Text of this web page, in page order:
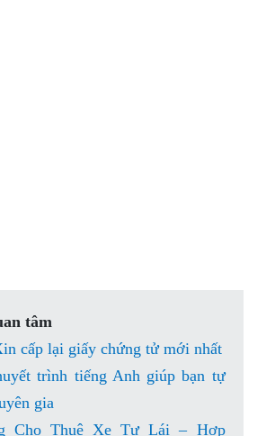
tâm
cấp lại giấy chứng tử mới nhất
trình tiếng Anh giúp bạn tự
gia
Cho Thuê Xe Tự Lái – Hợp